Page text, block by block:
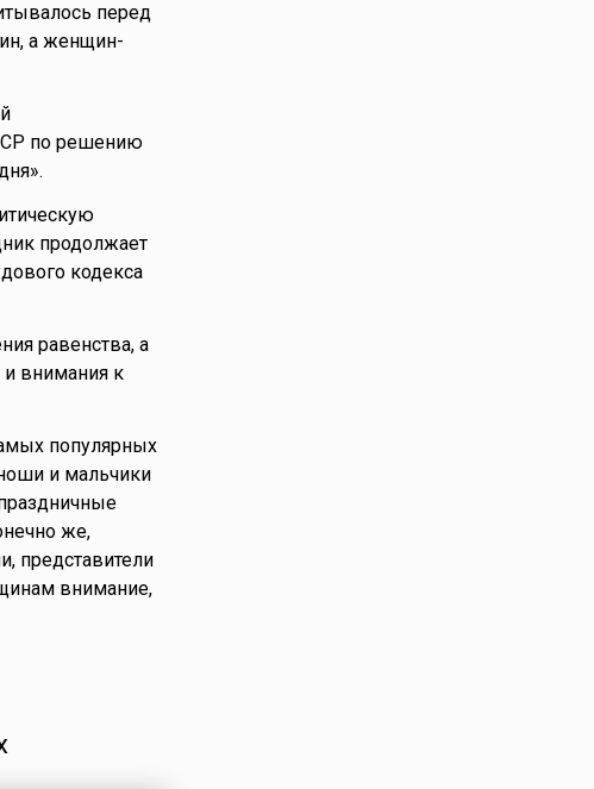
перед
а женщин-
по решению
продолжает
кодекса
равенства, а
внимания к
популярных
и мальчики
же,
представители
внимание,